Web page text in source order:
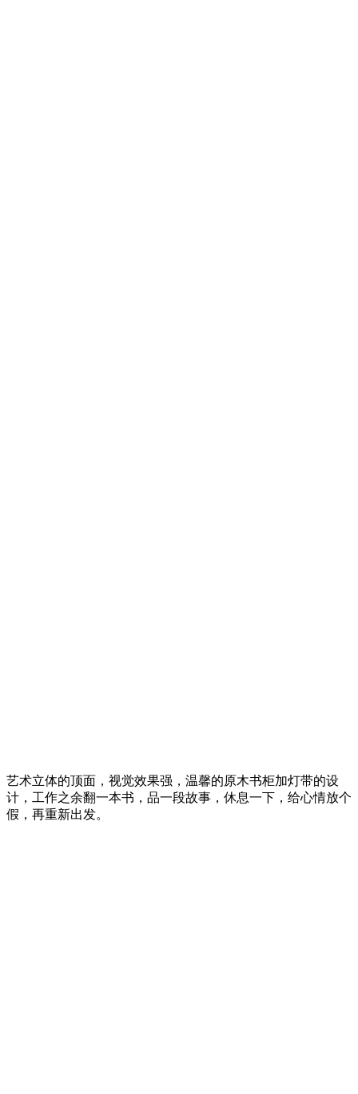
艺术立体的顶面，视觉效果强，温馨的原木书柜加灯带的设
计，工作之余翻一本书，品一段故事，休息一下，给心情放个
假，再重新出发。